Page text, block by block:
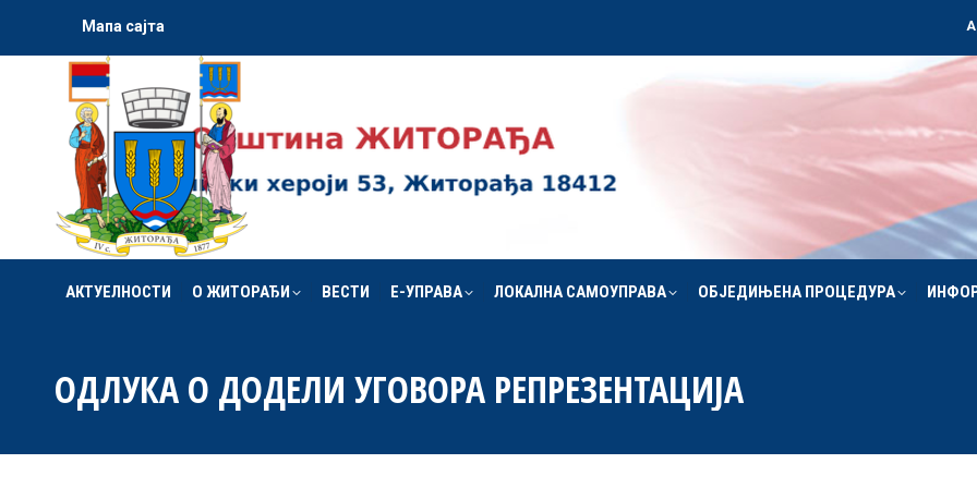
Мапа сајта
АКТУЕЛНОСТИ О ЖИТОРАЂИ ВЕСТИ Е-УПРАВА ЛОКАЛНА САМОУПРАВА ОБЈЕДИЊЕНА ПРОЦЕДУРА
ОДЛУКА О ДОДЕЛИ УГОВОРА РЕПРЕЗЕНТАЦИЈА
АКТУЕЛНОСТИ